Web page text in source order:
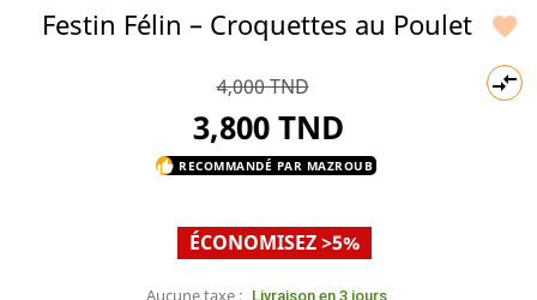


Festin Félin – Croquettes au Poulet
4,000 TND
3,800 TND
thumb_up RECOMMANDÉ PAR MAZROUB
ÉCONOMISEZ >5%
Livraison en 3 jours